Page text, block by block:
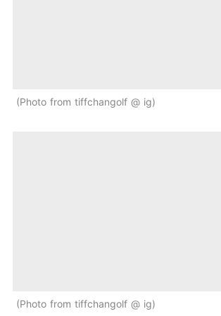
Photo from tiffchangolf @ ig
Photo from tiffchangolf @ ig